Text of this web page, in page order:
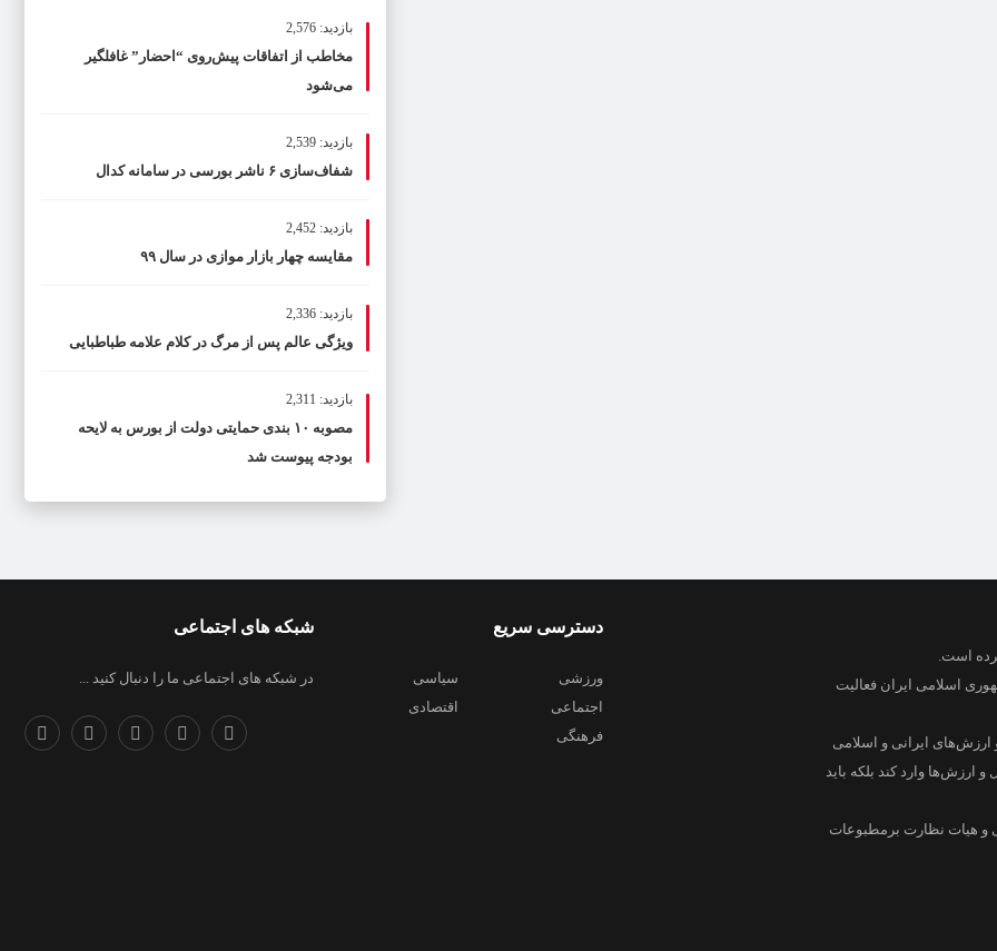
بازدید: 2,576
مخاطب از اتفاقات پیش‌روی “احضار” غافلگیر
می‌شود
بازدید: 2,539
شفاف‌سازی ۶ ناشر بورسی در سامانه کدال
بازدید: 2,452
مقایسه چهار بازار موازی در سال ۹۹
بازدید: 2,336
ویژگی عالم پس از مرگ در کلام علامه طباطبایی
بازدید: 2,311
مصوبه ۱۰ بندی حمایتی دولت از بورس به لایحه
بودجه پیوست شد
اسلامی ایران فعالیت
ایرانی و اسلامی
ارزش‌ها وارد کند بلکه باید
و هیات نظارت برمطبوعات
شبکه های اجتماعی
در شبکه های اجتماعی ما را دنبال کنید ...
دسترسی سریع
ورزشی
سیاسی
اجتماعی
اقتصادی
فرهنگی